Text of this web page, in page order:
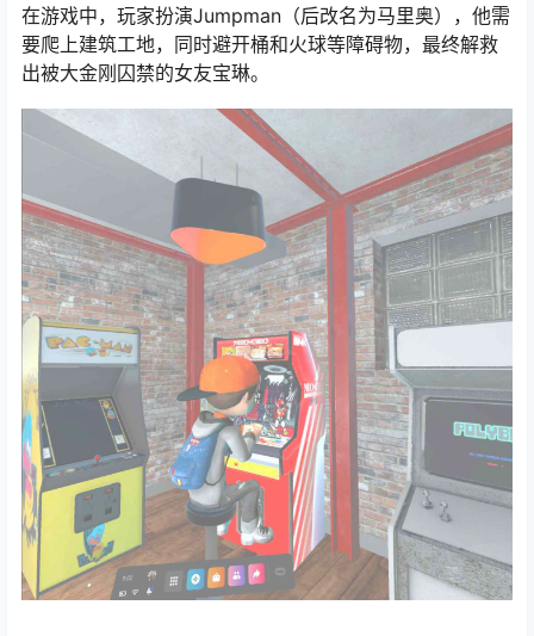
在游戏中，玩家扮演Jumpman（后改名为马里奥），他需
要爬上建筑工地，同时避开桶和火球等障碍物，最终解救
出被大金刚囚禁的女友宝琳。